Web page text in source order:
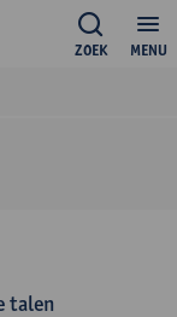
MENU
ZOEK
talen